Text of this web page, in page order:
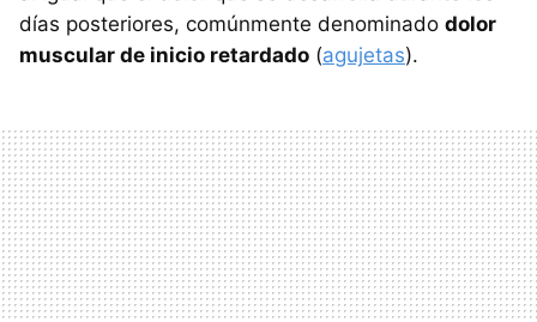
días posteriores, comúnmente denominado dolor
muscular de inicio retardado (agujetas).